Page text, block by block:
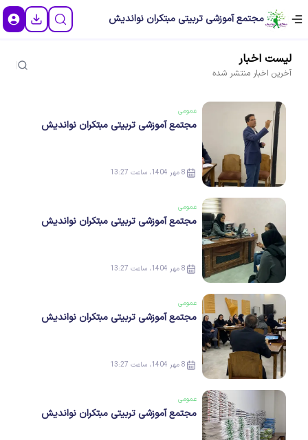
مجتمع آموزشی تربیتی مبتکران نواندیش
لیست اخبار
آخرین اخبار منتشر شده
عمومی
مجتمع آموزشی تربیتی مبتکران نواندیش
8 مهر 1404، ساعت 13:27
عمومی
مجتمع آموزشی تربیتی مبتکران نواندیش
8 مهر 1404، ساعت 13:27
عمومی
مجتمع آموزشی تربیتی مبتکران نواندیش
8 مهر 1404، ساعت 13:27
عمومی
مجتمع آموزشی تربیتی مبتکران نواندیش